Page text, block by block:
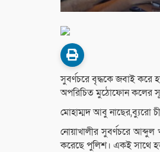
সুবর্ণচরে বৃদ্ধকে জবাই করে
অপরিচিত মুঠোফোন কলের
মোহাম্মদ আবু নাছের,ব্যুরো
নোয়াখালীর সুবর্ণচরে
করেছে পুলিশ। একই সাথে